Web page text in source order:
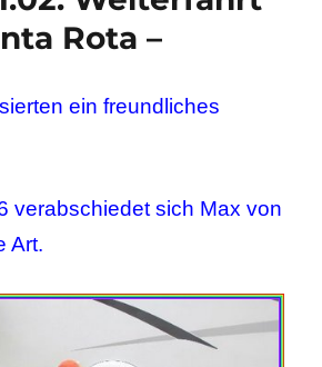
Rota –
ein freundliches
verabschiedet sich Max von
Art.